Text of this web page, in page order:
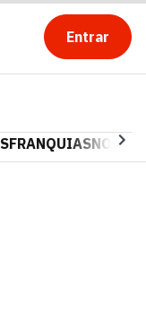
Entrar
FRANQUIAS